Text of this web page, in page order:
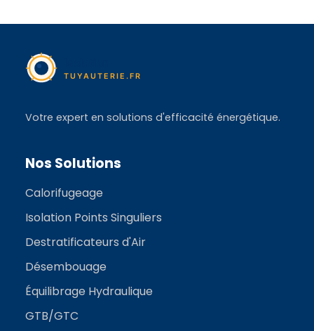
Votre expert en solutions d'efficacité énergétique.
Nos Solutions
Calorifugeage
Isolation Points Singuliers
Destratificateurs d'Air
Désembouage
Équilibrage Hydraulique
GTB/GTC